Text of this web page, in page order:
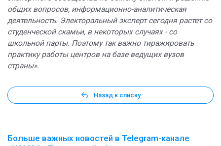
общих вопросов, информационно-аналитическая
деятельность. Электоральный эксперт сегодня растет со
студенческой скамьи, в некоторых случаях - со
школьной парты. Поэтому так важно тиражировать
практику работы центров на базе ведущих вузов
страны».
Назад к списку
Больше важных новостей в Telegram-канале